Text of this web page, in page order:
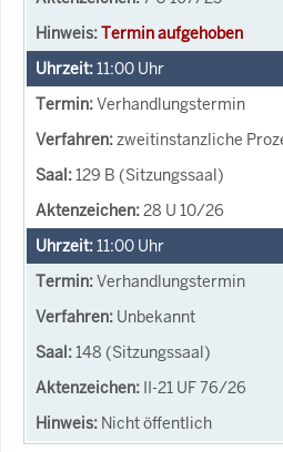
Termin aufgehoben
11:00 Uhr
Verhandlungstermin
zweitinstanzliche
129 B (Sitzungssaal)
28 U 10/26
11:00 Uhr
Verhandlungstermin
Unbekannt
148 (Sitzungssaal)
II-21 UF 76/26
Nicht öffentlich